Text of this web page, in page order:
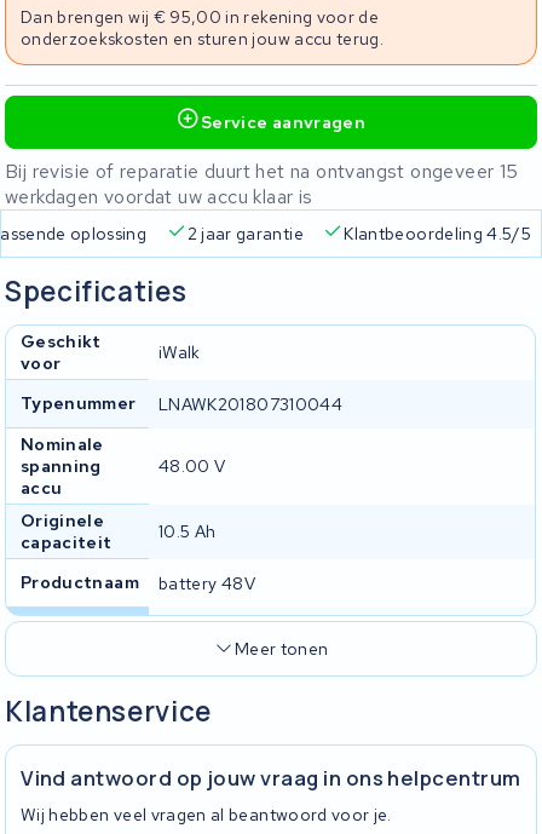
Dan brengen wij € 95,00 in rekening voor de
onderzoekskosten en sturen jouw accu terug.
Service aanvragen
Bij revisie of reparatie duurt het na ontvangst ongeveer 15
werkdagen voordat uw accu klaar is
oplossing 2 jaar garantie Klantbeoordeling 4.5/5
Specificaties
Geschikt
voor
iWalk
Typenummer
LNAWK201807310044
Nominale
spanning
accu
48.00 V
Originele
capaciteit
10.5 Ah
Productnaam battery 48V
Meer tonen
Klantenservice
Vind antwoord op jouw vraag in ons helpcentrum
Wij hebben veel vragen al beantwoord voor je.